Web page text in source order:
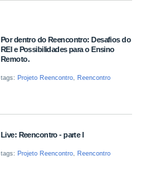
Por dentro do Reencontro: Desafios do
REI e Possibilidades para o Ensino
Remoto.
tags: Projeto Reencontro, Reencontro
Live: Reencontro - parte I
tags: Projeto Reencontro, Reencontro